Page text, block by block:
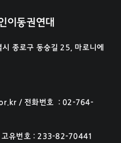
이동권연대
종로구 동숭길 25, 마로니에
/ 전화번호 : 02-764-
유번호 : 233-82-70441